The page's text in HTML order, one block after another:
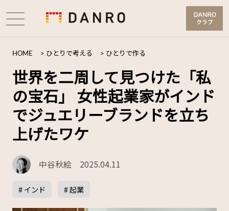
HOME > ひとりで考える > ひとりで作る
世界を二周して見つけた「私
の宝石」 女性起業家がインド
でジュエリーブランドを立ち
上げたワケ
中谷秋絵 2025.04.11
# インド # 起業